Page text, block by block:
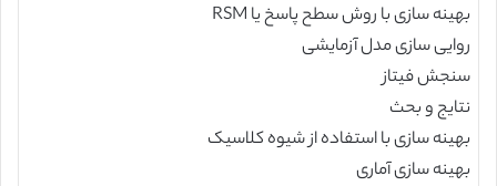
بهینه سازی با روش سطح پاسخ یا RSM
روایی سازی مدل آزمایشی
سنجش فیتاز
نتایج و بحث
بهینه سازی با استفاده از شیوه کلاسیک
بهینه سازی آماری